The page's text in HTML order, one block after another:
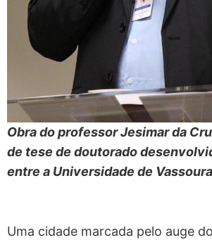
Obra do professor Jesimar da
de tese de doutorado
entre a Universidade de
Uma cidade marcada pelo auge